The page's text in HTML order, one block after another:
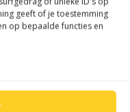
geeft of je toestemming
op bepaalde functies en
ISA
vergrendeling met
pakket